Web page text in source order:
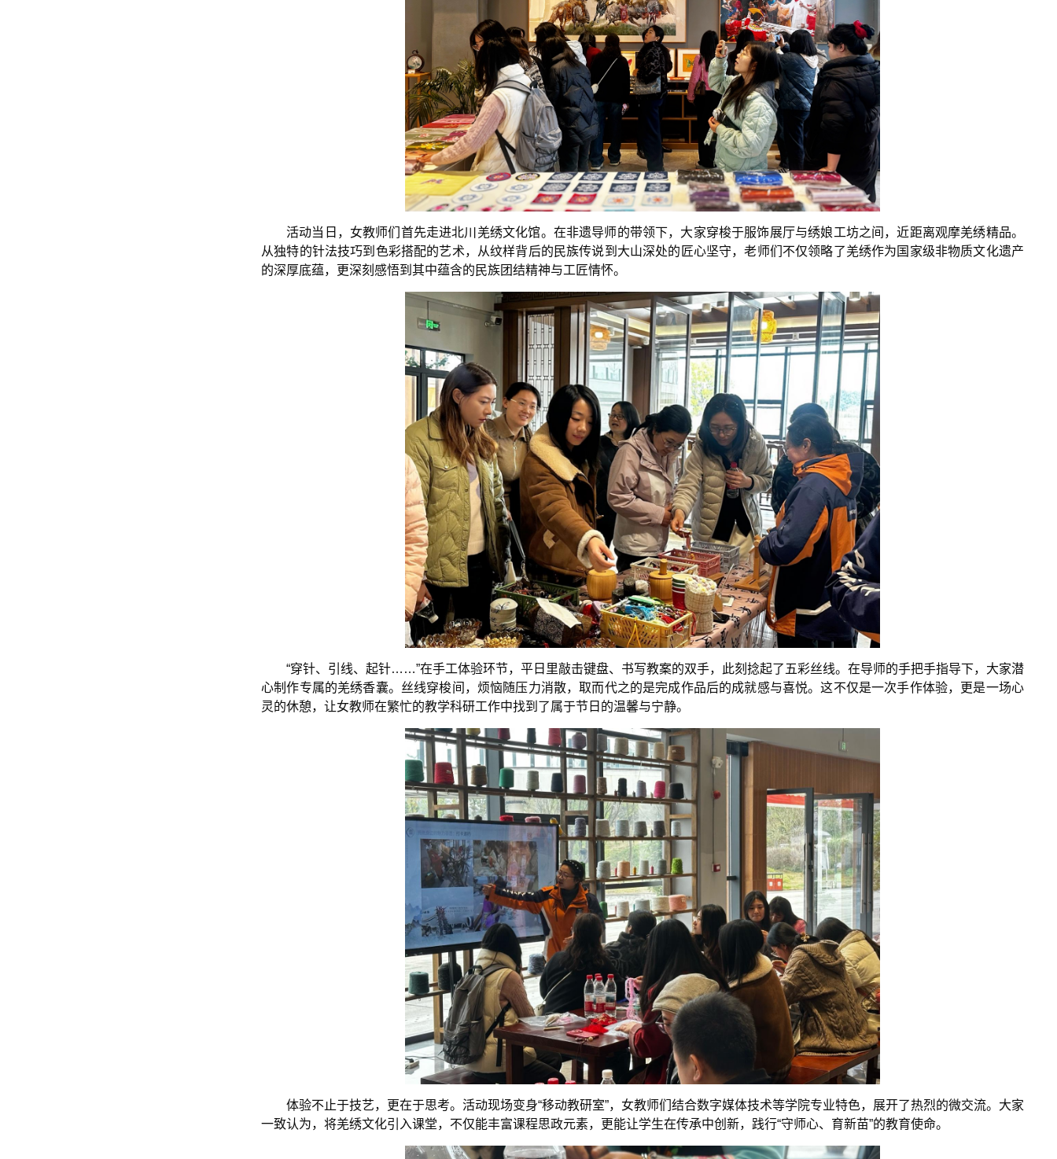
活动当日，女教师们首先走进北川羌绣文化馆。在非遗导师的带领下，大家穿梭于服饰展厅与绣娘工坊之间，近距离观摩羌绣精品。
从独特的针法技巧到色彩搭配的艺术，从纹样背后的民族传说到大山深处的匠心坚守，老师们不仅领略了羌绣作为国家级非物质文化遗产
的深厚底蕴，更深刻感悟到其中蕴含的民族团结精神与工匠情怀。
“穿针、引线、起针……”在手工体验环节，平日里敲击键盘、书写教案的双手，此刻捻起了五彩丝线。在导师的手把手指导下，大家潜
心制作专属的羌绣香囊。丝线穿梭间，烦恼随压力消散，取而代之的是完成作品后的成就感与喜悦。这不仅是一次手作体验，更是一场心
灵的休憩，让女教师在繁忙的教学科研工作中找到了属于节日的温馨与宁静。
体验不止于技艺，更在于思考。活动现场变身“移动教研室”，女教师们结合数字媒体技术等学院专业特色，展开了热烈的微交流。大家
一致认为，将羌绣文化引入课堂，不仅能丰富课程思政元素，更能让学生在传承中创新，践行“守师心、育新苗”的教育使命。